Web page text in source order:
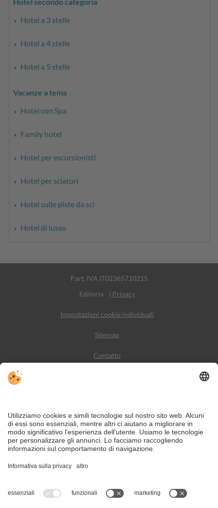
Hotel a 3 stelle
Hotel a 4 stelle
Hotel a 5 stelle
Vacanze a tema
Hotel con Spa
Family hotel
Hotel per escursionisti
Hotel per sciatori
Hotel sulle piste da sci
Hotel di lusso
Part. IVA IT02365710215
Editoria
| Privacy
Impostazioni cookie individuali
Sitemap
Contatto
VIVODolomiti è il portale di viaggio per una vacanza in
montagna indimenticabile – con alloggi e offerte nelle
Dolomiti, Patrimonio Naturale dell’Umanità UNESCO.
Nonostante il lavoro accurato e il costante aggiornamento dei contenuti, si
possono verificare errori. Non garantiamo la correttezza e la completezza di